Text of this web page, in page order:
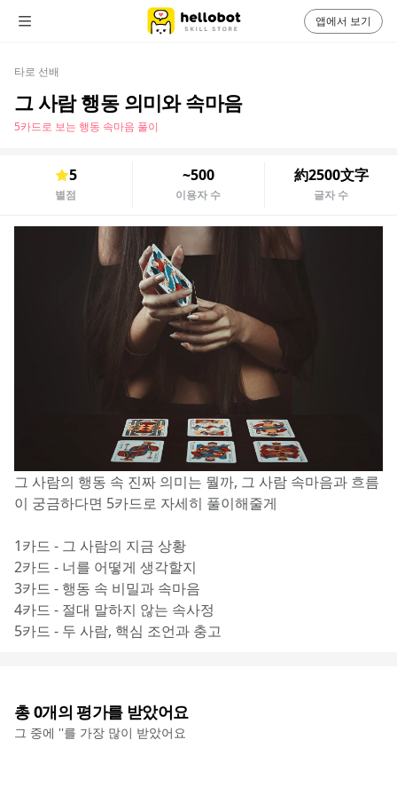
타로 선배
그 사람 행동 의미와 속마음
5카드로 보는 행동 속마음 풀이
5
별점
~500
이용자 수
約2500文字
글자 수
그 사람의 행동 속 진짜 의미는 뭘까, 그 사람 속마음과 흐름
이 궁금하다면 5카드로 자세히 풀이해줄게
1카드 - 그 사람의 지금 상황
2카드 - 너를 어떻게 생각할지
3카드 - 행동 속 비밀과 속마음
4카드 - 절대 말하지 않는 속사정
5카드 - 두 사람, 핵심 조언과 충고
총0개의 평가를 받았어요
그 중에 ''를 가장 많이 받았어요
앱에서 보기